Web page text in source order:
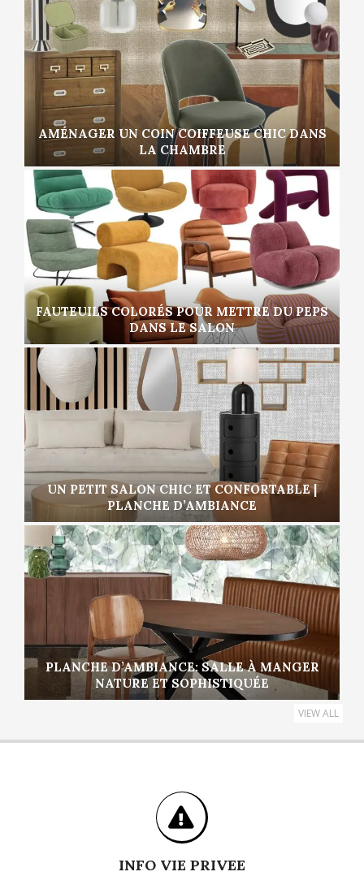
AMÉNAGER UN COIN COIFFEUSE CHIC DANS
LA CHAMBRE
FAUTEUILS COLORÉS POUR METTRE DU PEPS
DANS LE SALON
UN PETIT SALON CHIC ET CONFORTABLE |
PLANCHE D’AMBIANCE
PLANCHE D’AMBIANCE: SALLE À MANGER
NATURE ET SOPHISTIQUÉE
VIEW ALL
INFO VIE PRIVEE